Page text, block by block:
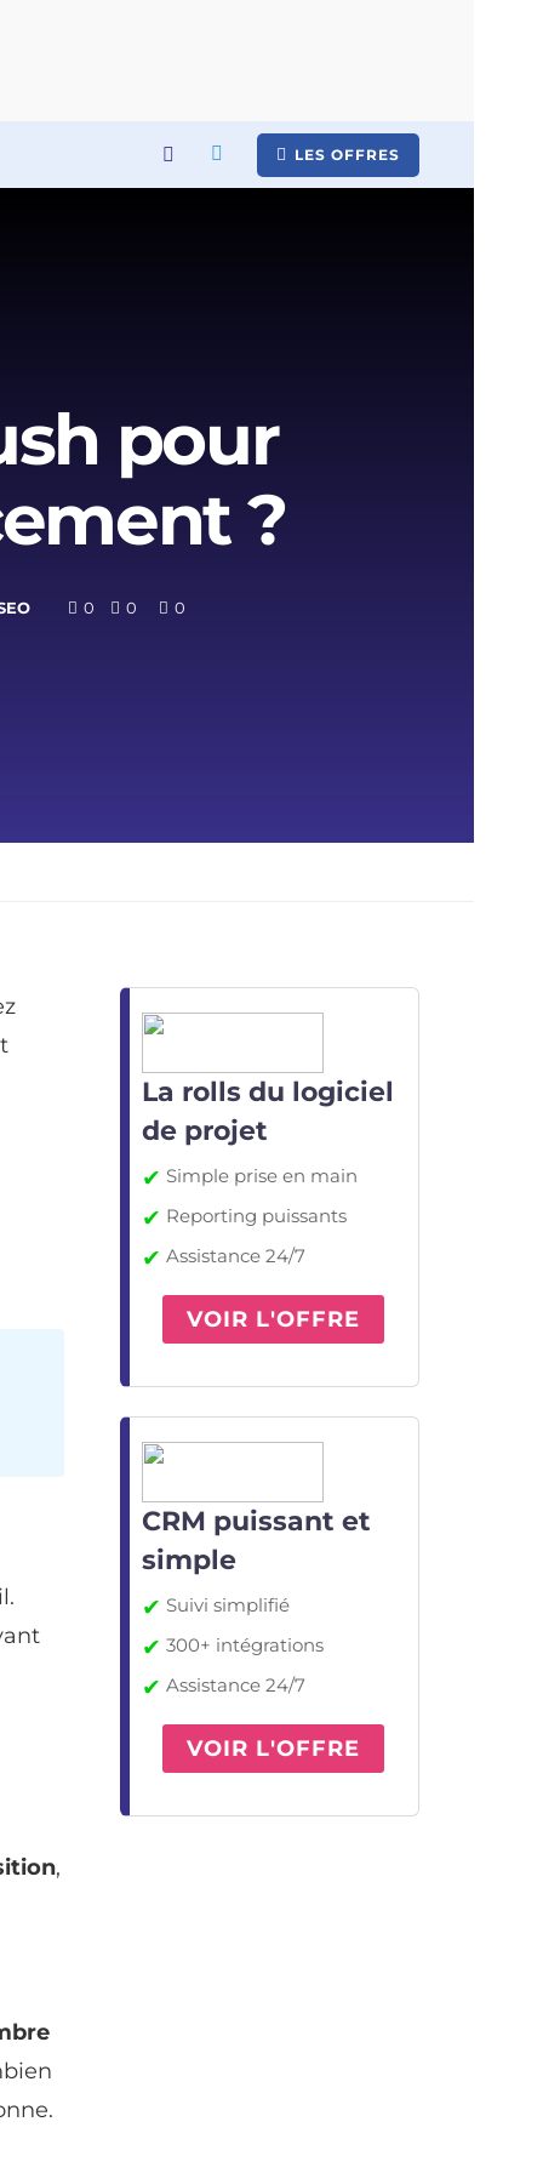
LES OFFRES
pour
?
0 0 0
,
La rolls du logiciel
de projet
✔ Simple prise en main
✔ Reporting puissants
✔ Assistance 24/7
VOIR L'OFFRE
CRM puissant et
simple
✔ Suivi simplifié
✔ 300+ intégrations
✔ Assistance 24/7
VOIR L'OFFRE